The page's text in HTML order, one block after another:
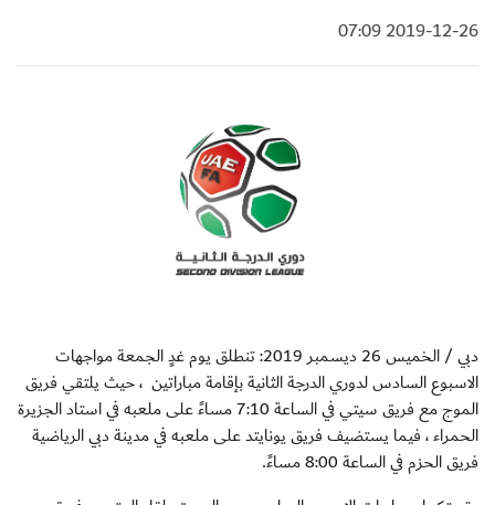
2019-12-26 07:09
دبي / الخميس 26 ديسمبر 2019: تنطلق يوم غدٍ الجمعة مواجهات
الاسبوع السادس لدوري الدرجة الثانية بإقامة مباراتين ، حيث يلتقي فريق
الموج مع فريق سيتي في الساعة 7:10 مساءً على ملعبه في استاد الجزيرة
الحمراء ، فيما يستضيف فريق يونايتد على ملعبه في مدينة دبي الرياضية
فريق الحزم في الساعة 8:00 مساءً
.